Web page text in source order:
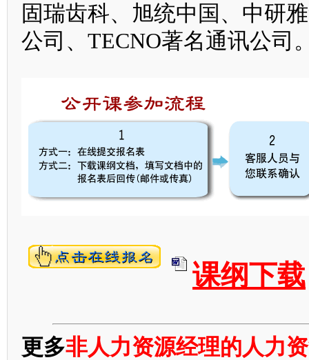
固瑞齿科、旭统中国、中研
公司、TECNO著名通讯公司
课纲下载
更多非人力资源经理的人力